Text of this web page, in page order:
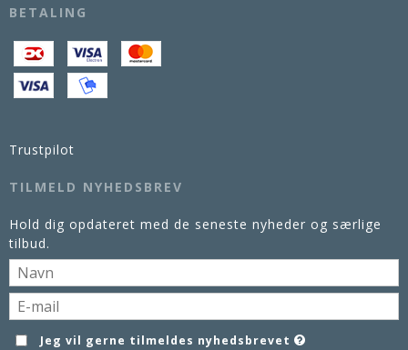
BETALING
Trustpilot
TILMELD NYHEDSBREV
Hold dig opdateret med de seneste nyheder og særlige
tilbud.
Jeg vil gerne tilmeldes nyhedsbrevet